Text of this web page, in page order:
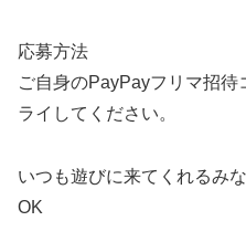
応募方法
ご自身のPayPayフリマ招
ライしてください。
いつも遊びに来てくれるみ
OK